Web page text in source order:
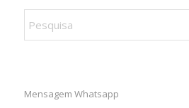
Mensagem Whatsapp